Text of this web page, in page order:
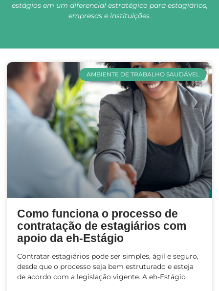
estágios em um diferencial estratégico para estagiários,
empresas e instituições.
AMBIENTE DE TRABALHO SAUDÁVEL
Como funciona o processo de
contratação de estagiários com
apoio da eh-Estágio
Contratar estagiários pode ser simples, ágil e seguro,
desde que o processo seja bem estruturado e esteja
de acordo com a legislação vigente. A eh-Estágio